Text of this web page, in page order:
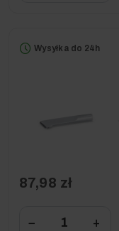
Wysyłka do 24h
87,98 zł
− +